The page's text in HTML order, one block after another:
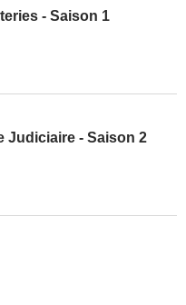
- Saison 1
Judiciaire - Saison 2